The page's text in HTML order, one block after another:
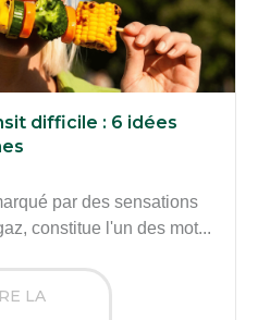
difficile : 6 idées
par des sensations
constitue l'un des mot...
LA